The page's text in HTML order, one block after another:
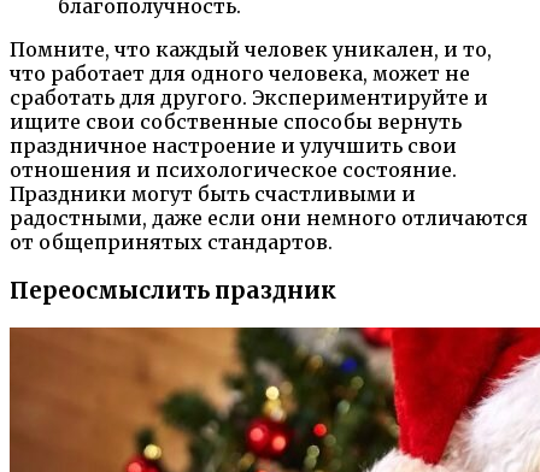
благополучность.
Помните, что каждый человек уникален, и то,
что работает для одного человека, может не
сработать для другого. Экспериментируйте и
ищите свои собственные способы вернуть
праздничное настроение и улучшить свои
отношения и психологическое состояние.
Праздники могут быть счастливыми и
радостными, даже если они немного отличаются
от общепринятых стандартов.
Переосмыслить праздник